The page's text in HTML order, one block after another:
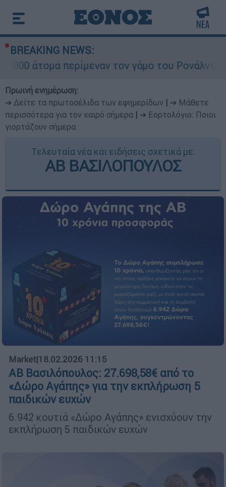
BREAKING NEWS:
τον γάμο του Ρονάλντο στη Μαδέρα
Πρωινή ενημέρωση:
➔ Δείτε τα πρωτοσέλιδα των εφημερίδων
➔ Μάθετε
περισσότερα για τον καιρό σήμερα
➔ Εορτολόγιο: Ποιοι
γιορτάζουν σήμερα
Τελευταία νέα και ειδήσεις σχετικά με:
ΑΒ ΒΑΣΙΛΟΠΟΥΛΟΣ
Market|18.02.2026 11:15
ΑΒ Βασιλόπουλος: 27.698,58€ από το
«Δώρο Αγάπης» για την εκπλήρωση 5
παιδικών ευχών
6.942 κουτιά «Δώρο Αγάπης» ενισχύουν την
εκπλήρωση 5 παιδικών ευχών